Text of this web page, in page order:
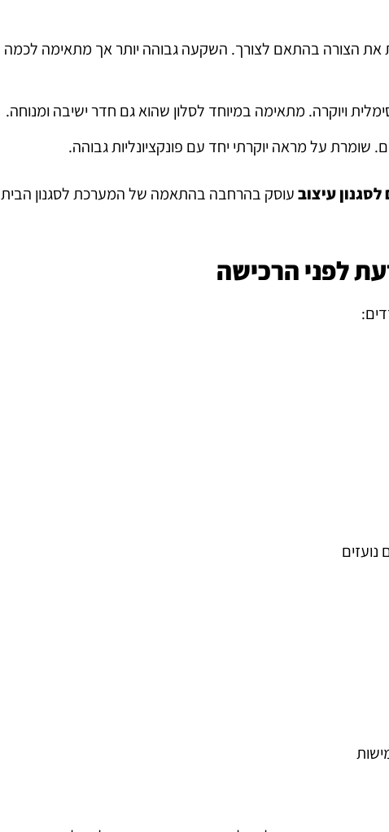
את הצורה בהתאם לצורך. השקעה גבוהה יותר אך מתאימה לכמה
ויוקרה. מתאימה במיוחד לסלון שהוא גם חדר ישיבה ומנוחה.
על מראה יוקרתי יחד עם פונקציונליות גבוהה.
עיצובעוסק בהרחבה בהתאמה של המערכת לסגנון הבית
לפני הרכישה
נועזים